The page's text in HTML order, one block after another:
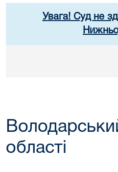
Увага! Суд не
області